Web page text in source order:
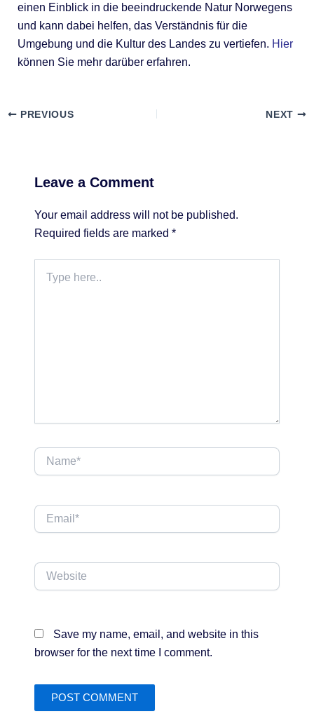
einen Einblick in die beeindruckende Natur Norwegens
und kann dabei helfen, das Verständnis für die
Umgebung und die Kultur des Landes zu vertiefen. Hier
können Sie mehr darüber erfahren.
PREVIOUS NEXT
Leave a Comment
Your email address will not be published.
Required fields are marked *
here..
Name*
Email*
Website
Save my name, email, and website in this
browser for the next time I comment.